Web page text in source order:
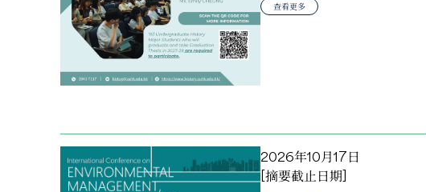
查看更多
2026年10月17日
[摘要截止日期]